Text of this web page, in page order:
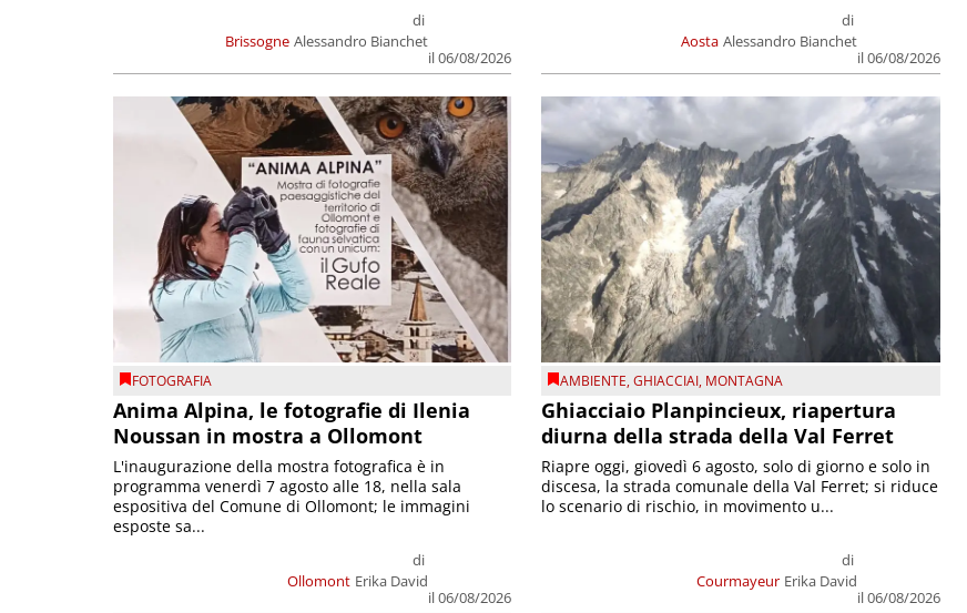
Brissogne
di
Alessandro Bianchet
il 06/08/2026
Aosta
di
Alessandro Bianchet
il 06/08/2026
FOTOGRAFIA
Anima Alpina, le fotografie di Ilenia
Noussan in mostra a Ollomont
Ollomont
di
Erika David
il 06/08/2026
L'inaugurazione della mostra fotografica è in
programma venerdì 7 agosto alle 18, nella sala
espositiva del Comune di Ollomont; le immagini
esposte sa...
AMBIENTE,GHIACCIAI, MONTAGNA
Ghiacciaio Planpincieux, riapertura
diurna della strada della Val Ferret
Courmayeur
di
Erika David
il 06/08/2026
Riapre oggi, giovedì 6 agosto, solo di giorno e solo in
discesa, la strada comunale della Val Ferret; si riduce
lo scenario di rischio, in movimento u...